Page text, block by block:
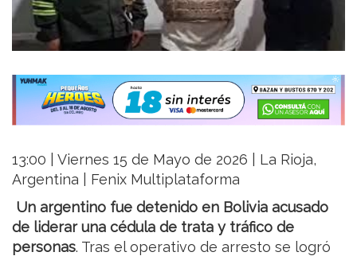
13:00 | Viernes 15 de Mayo de 2026 | La Rioja,
Argentina | Fenix Multiplataforma
Un argentino fue detenido en Bolivia acusado
de liderar una cédula de trata y tráfico de
personas. Tras el operativo de arresto se logró